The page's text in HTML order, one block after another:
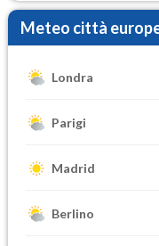
Meteo città
Londra
Parigi
Madrid
Berlino